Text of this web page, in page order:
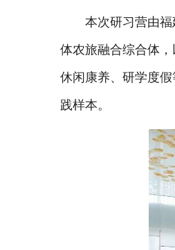
本次研习营由
体农旅融合综合体
休闲康养、研学度
践样本。